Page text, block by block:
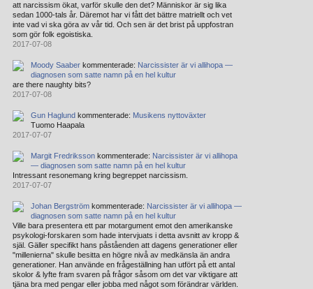
att narcissism ökat, varför skulle den det? Människor är sig lika
sedan 1000-tals år. Däremot har vi fått det bättre matriellt och vet
inte vad vi ska göra av vår tid. Och sen är det brist på uppfostran
som gör folk egoistiska.
2017-07-08
Moody Saaber kommenterade: Narcissister är vi allihopa —
diagnosen som satte namn på en hel kultur
are there naughty bits?
2017-07-08
Gun Haglund kommenterade: Musikens nyttoväxter
Tuomo Haapala
2017-07-07
Margit Fredriksson kommenterade: Narcissister är vi allihopa
— diagnosen som satte namn på en hel kultur
Intressant resonemang kring begreppet narcissism.
2017-07-07
Johan Bergström kommenterade: Narcissister är vi allihopa —
diagnosen som satte namn på en hel kultur
Ville bara presentera ett par motargument emot den amerikanske
psykologi-forskaren som hade intervjuats i detta avsnitt av kropp &
själ. Gäller specifikt hans påståenden att dagens generationer eller
"millenierna" skulle besitta en högre nivå av medkänsla än andra
generationer. Han använde en frågeställning han utfört på ett antal
skolor & lyfte fram svaren på frågor såsom om det var viktigare att
tjäna bra med pengar eller jobba med något som förändrar världen.